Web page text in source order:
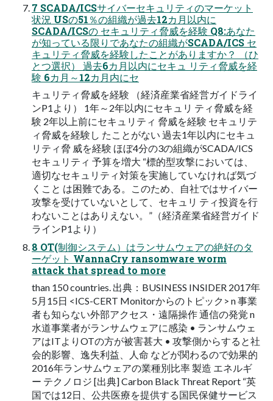
7 SCADA/ICSサイバーセキュリティのマーケット
状況 USの51％の組織が過去12カ⽉以内に
SCADA/ICSの セキュリティ脅威を経験 Q8:あなた
が知っている限りであなたの組織がSCADA/ICS セ
キュリティ脅威を経験したことがありますか？ （ひ
とつ選択） 過去6カ月以内にセキュ リティ脅威を経
験 6カ月～12カ月内にセ
キュリティ脅威を経験 （経済産業省経営ガイドライ
ンP1より） 1年～2年以内にセキュリ ティ脅威を経
験 2年以上前にセキュリティ 脅威を経験 セキュリテ
ィ脅威を経験し たことがない 過去1年以内にセキュ
リティ脅 威を経験 ほぼ4分の3の組織がSCADA/ICS
セキュリティ 予算を増⼤ “標的型攻撃においては、
適切なセキュリティ対策を実施していなければ気づ
くこと は困難である。このため、⾃社ではサイバー
攻撃を受けていないとして、セキュリ ティ投資を⾏
わないことはありえない。”（経済産業省経営ガイド
ラインP1より）
8 OT(制御システム）はランサムウェアの絶好のタ
ーゲット WannaCry ransomware worm
attack that spread to more
than 150 countries. 出典：BUSINESS INSIDER 2017年
5⽉15⽇ <ICS-CERT Monitorからのトピック> n 事業
者も知らない外部アクセス・遠隔操作 通信の発覚 n
⽔道事業者がランサムウェアに感染 • ランサムウェ
アはITよりOTの⽅が被害甚⼤ • 攻撃側からすると社
会的影響、逸失利益、⼈命 などが関わるので効果的
2016年ランサムウェアの業種別⽐率 製造 エネルギ
ー テクノロジ [出典] Carbon Black Threat Report “英
国では12日、公共医療を提供する国民保健サービス